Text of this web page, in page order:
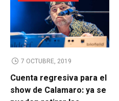
7 OCTUBRE, 2019
Cuenta regresiva para el
show de Calamaro: ya se